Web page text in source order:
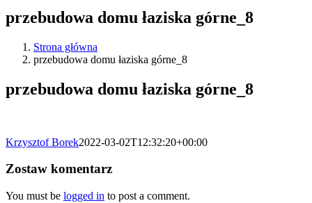
przebudowa domu łaziska górne_8
Strona główna
przebudowa domu łaziska górne_8
przebudowa domu łaziska górne_8
Krzysztof Borek2022-03-02T12:32:20+00:00
Zostaw komentarz
You must be logged in to post a comment.